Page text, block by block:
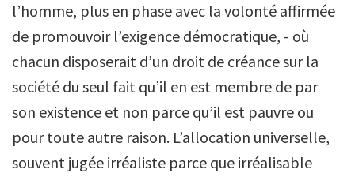
l’homme, plus en phase avec la volonté affirmée
de promouvoir l’exigence démocratique, - où
chacun disposerait d’un droit de créance sur la
société du seul fait qu’il en est membre de par
son existence et non parce qu’il est pauvre ou
pour toute autre raison. L’allocation universelle,
souvent jugée irréaliste parce que irréalisable